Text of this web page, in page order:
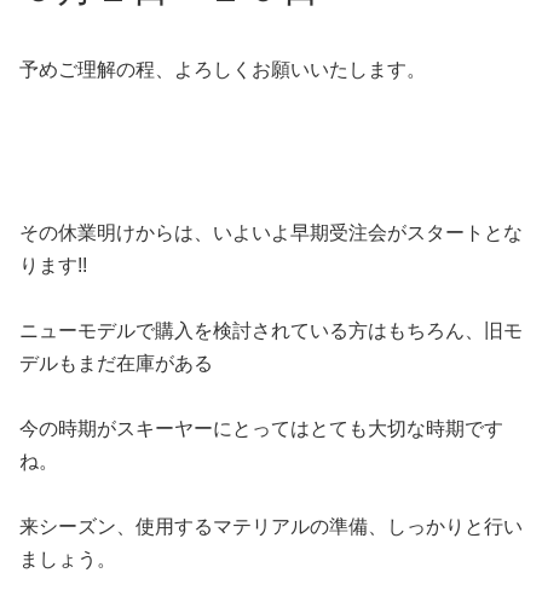
予めご理解の程、よろしくお願いいたします。
その休業明けからは、いよいよ早期受注会がスタートとな
ります!!
ニューモデルで購入を検討されている方はもちろん、旧モ
デルもまだ在庫がある
今の時期がスキーヤーにとってはとても大切な時期です
ね。
来シーズン、使用するマテリアルの準備、しっかりと行い
ましょう。